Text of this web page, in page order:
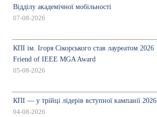
Відділу академічної мобільності
07-08-2026
КПІ ім. Ігоря Сікорського став лауреатом 2026
Friend of IEEE MGA Award
05-08-2026
КПІ — у трійці лідерів вступної кампанії 2026
04-08-2026